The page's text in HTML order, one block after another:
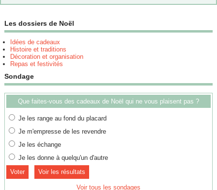
Les dossiers de Noël
Idées de cadeaux
Histoire et traditions
Décoration et organisation
Repas et festivités
Sondage
Que faites-vous des cadeaux de Noël qui ne vous plaisent pas ?
Je les range au fond du placard
Je m'empresse de les revendre
Je les échange
Je les donne à quelqu'un d'autre
Voir les résultats
Voir tous les sondages